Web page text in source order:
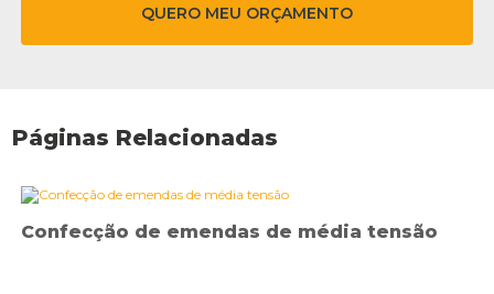
QUERO MEU ORÇAMENTO
Páginas Relacionadas
Confecção de emendas de média tensão